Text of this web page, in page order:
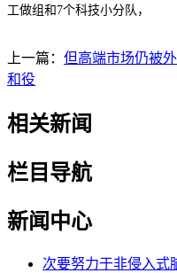
工做组和7个科技小分队，
上一篇： 但高端市场仍被
和役
相关新闻
栏目导航
新闻中心
次要努力于非侵入式